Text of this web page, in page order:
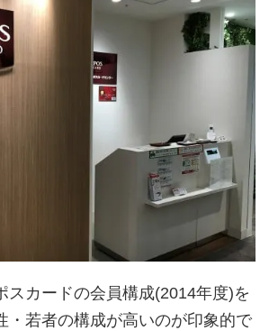
スカードの会員構成(2014年度)を
・若者の構成が高いのが印象的で